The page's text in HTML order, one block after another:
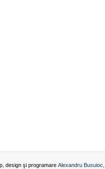
design şi programare Alexandru Busuioc